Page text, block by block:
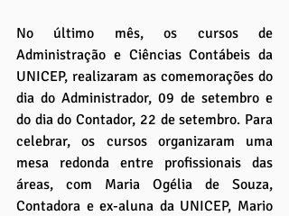
No último mês, os cursos de
Administração e Ciências Contábeis da
UNICEP, realizaram as comemorações do
dia do Administrador, 09 de setembro e
do dia do Contador, 22 de setembro. Para
celebrar, os cursos organizaram uma
mesa redonda entre profissionais das
áreas, com Maria Ogélia de Souza,
Contadora e ex-aluna da UNICEP, Mario